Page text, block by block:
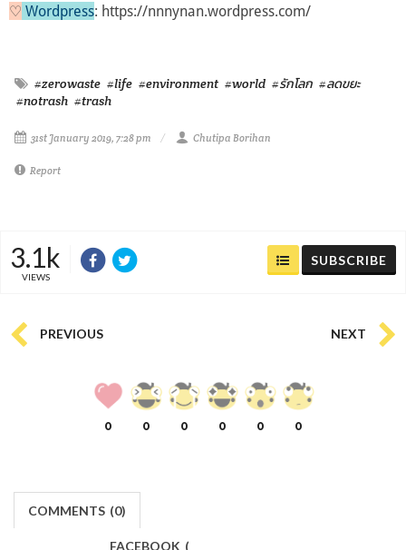
♡ Wordpress: https://nnnynan.wordpress.com/
#zerowaste #life #environment #world #รักโลก #ลดขยะ
#notrash #trash
31st January 2019, 7:28 pm Chutipa Borihan
Report
3.1k
VIEWS
SUBSCRIBE
PREVIOUS NEXT
0 0 0 0 0 0
COMMENTS (0)
FACEBOOK (